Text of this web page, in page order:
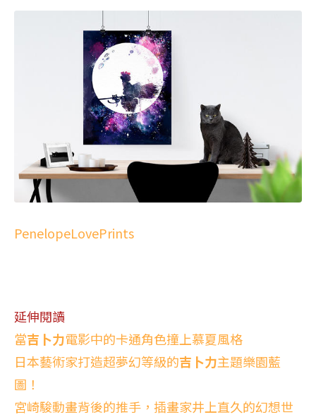
PenelopeLovePrints
延伸閱讀
當吉卜力電影中的卡通角色撞上慕夏風格
日本藝術家打造超夢幻等級的吉卜力主題樂園藍
圖！
宮崎駿動畫背後的推手，插畫家井上直久的幻想世